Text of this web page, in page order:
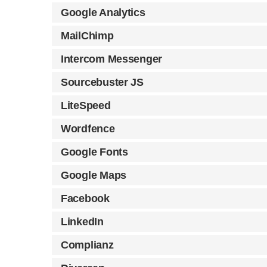
Google Analytics
MailChimp
Intercom Messenger
Sourcebuster JS
LiteSpeed
Wordfence
Google Fonts
Google Maps
Facebook
LinkedIn
Complianz